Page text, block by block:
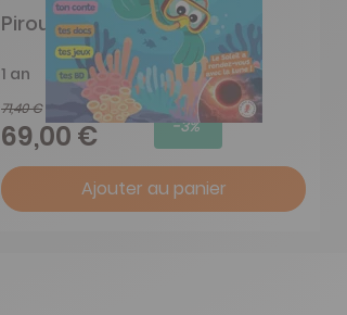
Pirouette
1 an
71,40 €
69,00 € -3%
Ajouter au panier